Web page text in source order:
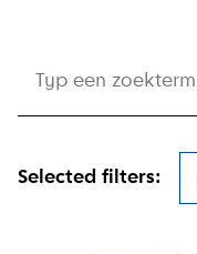
Selected filters: